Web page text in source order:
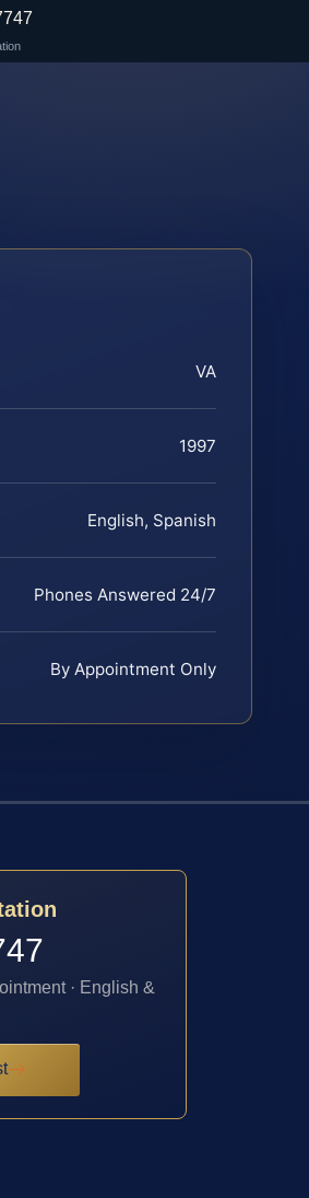
VA
1997
English, Spanish
Phones Answered 24/7
By Appointment Only
· English &